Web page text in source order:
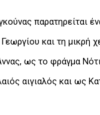
παρατηρείται
και τη μικρή
ως το φράγμα
αιγιαλός και ως